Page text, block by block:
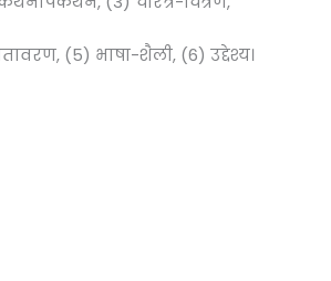
(5) भाषा-शैली, (6) उद्देश्य।